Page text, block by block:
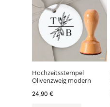
Hochzeitsstempel
Olivenzweig modern
24,90 €